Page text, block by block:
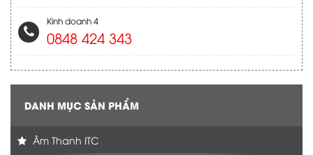
Kinh doanh 4
0848 424 343
DANH MỤC SẢN PHẨM
Âm Thanh ITC